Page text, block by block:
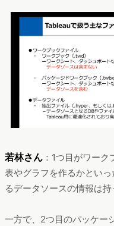
若林さん ：1つ目がワー
表やグラフを作るかとい
るデータソースの情報は持
一方で、2つ目のパッケー